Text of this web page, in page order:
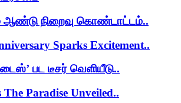
ஆண்டு நிறைவு கொண்டாட்டம்..
Sparks Excitement..
பட டீசர் வெளியீடு..
The Paradise Unveiled..